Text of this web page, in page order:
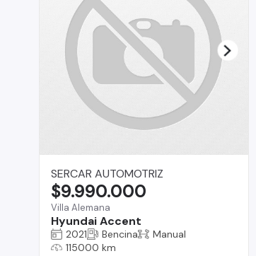
SERCAR AUTOMOTRIZ
Villa Alemana
Hyundai Accent
$9.990.000
2021 Bencina
Manual
115000 km